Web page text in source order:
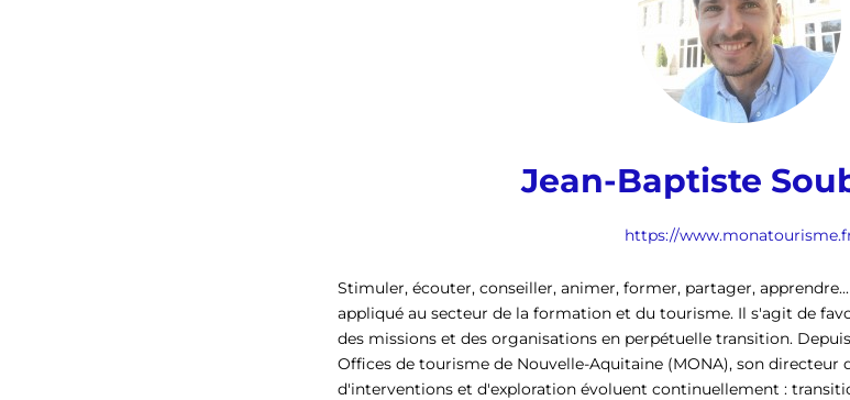
Jean-Baptiste
https://
Stimuler, écouter, conseiller, animer, former, partager,
appliqué au secteur de la formation et du tourisme. Il s'agit de
des missions et des organisations en perpétuelle transition.
Offices de tourisme de Nouvelle-Aquitaine (MONA), son directeur
d'interventions et d'exploration évoluent continuellement :